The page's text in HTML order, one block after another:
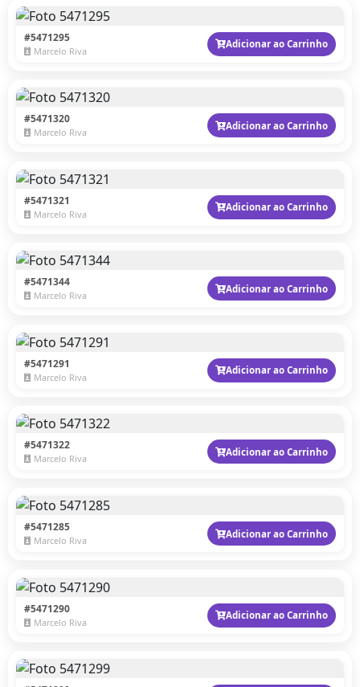
#5471295
Marcelo Riva
Adicionar ao Carrinho
#5471320
Marcelo Riva
Adicionar ao Carrinho
#5471321
Marcelo Riva
Adicionar ao Carrinho
#5471344
Marcelo Riva
Adicionar ao Carrinho
#5471291
Marcelo Riva
Adicionar ao Carrinho
#5471322
Marcelo Riva
Adicionar ao Carrinho
#5471285
Marcelo Riva
Adicionar ao Carrinho
#5471290
Marcelo Riva
Adicionar ao Carrinho